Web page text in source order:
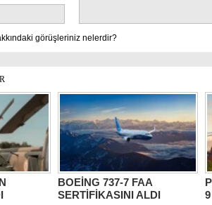
görüşleriniz nelerdir?
BOEİNG 737-7 FAA
SERTİFİKASINI ALDI